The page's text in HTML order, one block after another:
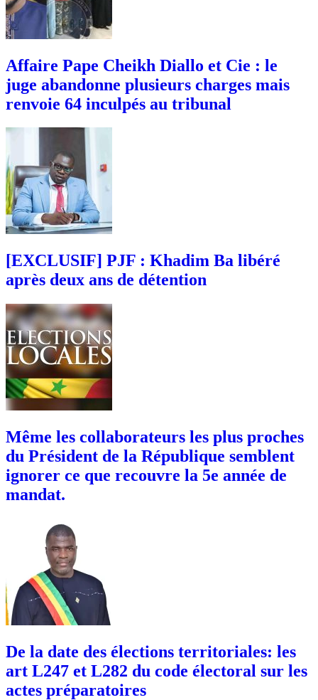
Affaire Pape Cheikh Diallo et Cie : le
juge abandonne plusieurs charges mais
renvoie 64 inculpés au tribunal
[EXCLUSIF] PJF : Khadim Ba libéré
après deux ans de détention
Même les collaborateurs les plus proches
du Président de la République semblent
ignorer ce que recouvre la 5e année de
mandat.
De la date des élections territoriales: les
art L247 et L282 du code électoral sur les
actes préparatoires